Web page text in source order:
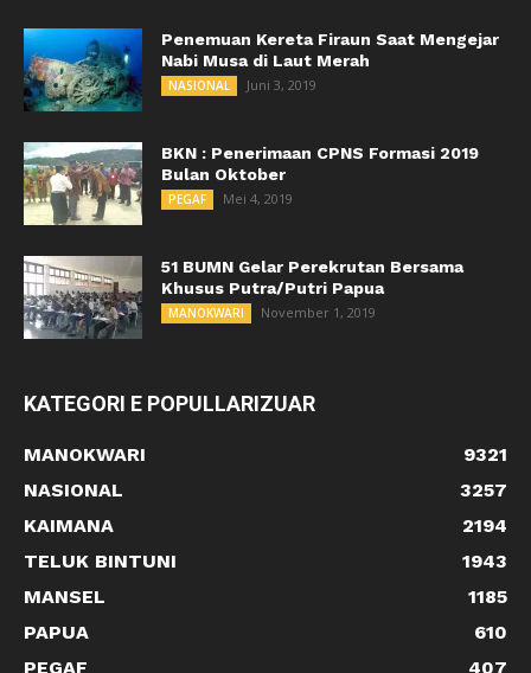
Penemuan Kereta Firaun Saat Mengejar
Nabi Musa di Laut Merah
NASIONAL Juni 3, 2019
BKN : Penerimaan CPNS Formasi 2019
Bulan Oktober
PEGAF Mei 4, 2019
51 BUMN Gelar Perekrutan Bersama
Khusus Putra/Putri Papua
MANOKWARI November 1, 2019
KATEGORI E POPULLARIZUAR
MANOKWARI
9321
NASIONAL
3257
KAIMANA
2194
TELUK BINTUNI
1943
MANSEL
1185
PAPUA
610
PEGAF
407